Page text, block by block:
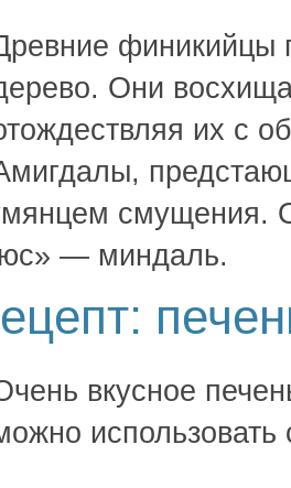
финикийцы
Они
их с
смущения.
— миндаль.
вкусное